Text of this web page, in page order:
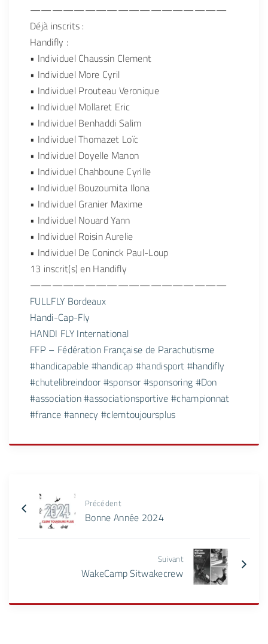
——————————————————
Déjà inscrits :
Handifly :
• Individuel Chaussin Clement
• Individuel More Cyril
• Individuel Prouteau Veronique
• Individuel Mollaret Eric
• Individuel Benhaddi Salim
• Individuel Thomazet Loïc
• Individuel Doyelle Manon
• Individuel Chahboune Cyrille
• Individuel Bouzoumita Ilona
• Individuel Granier Maxime
• Individuel Nouard Yann
• Individuel Roisin Aurelie
• Individuel De Coninck Paul-Loup
13 inscrit(s) en Handifly
——————————————————
FULLFLY Bordeaux
Handi-Cap-Fly
HANDI FLY International
FFP – Fédération Française de Parachutisme
#handicapable#handicap#handisport#handifly
#chutelibreindoor#sponsor#sponsoring#Don
#association#associationsportive#championnat
#france#annecy #clemtoujoursplus
Précédent
Bonne Année 2024
Suivant
WakeCamp Sitwakecrew